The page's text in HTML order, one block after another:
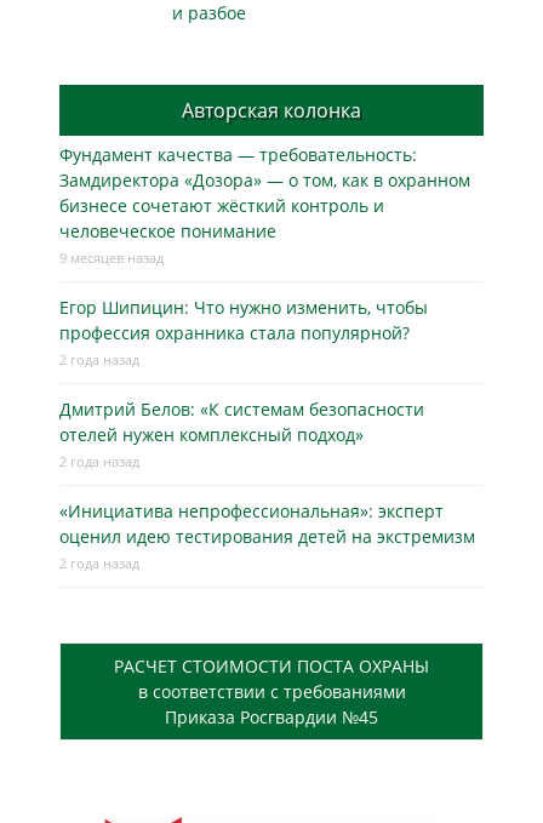
и разбое
Авторская колонка
Фундамент качества — требовательность:
Замдиректора «Дозора» — о том, как в охранном
бизнесe сочетают жёсткий контроль и
человеческое понимание
9 месяцев назад
Егор Шипицин: Что нужно изменить, чтобы
профессия охранника стала популярной?
2 года назад
Дмитрий Белов: «К системам безопасности
отелей нужен комплексный подход»
2 года назад
«Инициатива непрофессиональная»: эксперт
оценил идею тестирования детей на экстремизм
2 года назад
РАСЧЕТ СТОИМОСТИ ПОСТА ОХРАНЫ
в соответствии с требованиями
Приказа Росгвардии №45